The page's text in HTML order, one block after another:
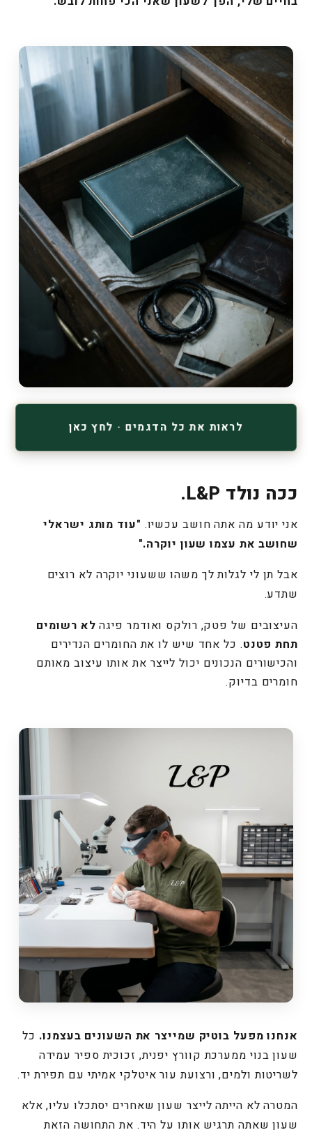
לראות את כל הדגמים · לחץ כאן
ככה נולד L&P.
אני יודע מה אתה חושב עכשיו. "עוד מותג ישראלי
שחושב את עצמו שעון יוקרה."
אבל תן לי לגלות לך משהו ששעוני יוקרה לא רוצים
שתדע.
העיצובים של פטק, רולקס ואודמר פיגה לא רשומים
תחת פטנט. כל אחד שיש לו את החומרים הנדירים
והכישורים הנכונים יכול לייצר את אותו עיצוב מאותם
חומרים בדיוק.
אנחנו מפעל בוטיק שמייצר את השעונים בעצמנו. כל
שעון בנוי ממערכת קוורץ יפנית, זכוכית ספיר עמידה
לשריטות ולמים, ורצועת עור איטלקי אמיתי עם תפירת יד.
המטרה לא הייתה לייצר שעון שאחרים יסתכלו עליו, אלא
שעון שאתה תרגיש אותו על היד. את התחושה הזאת